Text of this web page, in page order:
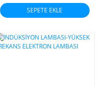
SEPETE EKLE